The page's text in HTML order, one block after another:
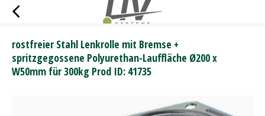
rostfreier Stahl Lenkrolle mit Bremse +
spritzgegossene Polyurethan-Lauffläche Ø200 x
W50mm für 300kg Prod ID: 41735